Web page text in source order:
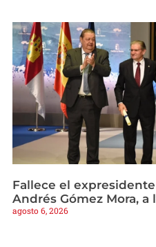
Fallece el
Andrés Gómez Mora, a
agosto 6, 2026